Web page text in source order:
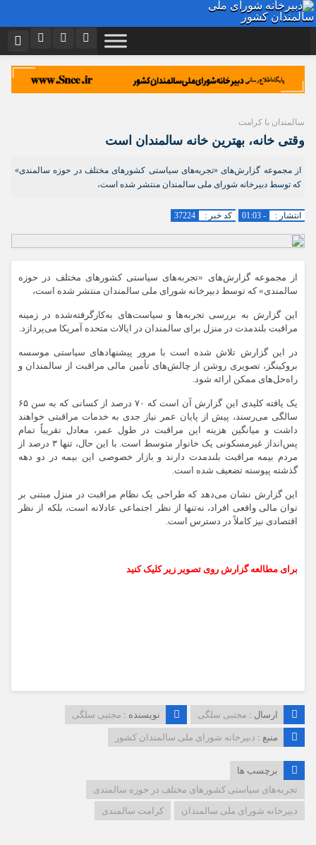
اینستاگرام تلگرام
آپارات
نام کاربری یا نشانی ایمیل
رمز عبور
مرا به خاطر بسپار
سالمندان با کرامت
وقتی خانه، بهترین خانه سالمندان است
از مجموعه گزارش‌های «تجربه‌های سیاستی کشورهای مختلف در حوزه سالمندی»
که توسط دبیرخانه شورای ملی سالمندان منتشر شده است،
انتشار : - 01:03 کد خبر : 37224
از مجموعه گزارش‌های «تجربه‌های سیاستی کشورهای مختلف در حوزه
سالمندی» که توسط دبیرخانه شورای ملی سالمندان منتشر شده است،
این گزارش به بررسی تجربه‌ها و سیاست‌های به‌کارگرفته‌شده در زمینه
مراقبت بلندمدت در منزل برای سالمندان در ایالات متحده آمریکا می‌پردازد.
در این گزارش تلاش شده است با مرور پیشنهادهای سیاستی موسسه
بروکینگز، تصویری روشن از چالش‌های تأمین مالی مراقبت از سالمندان و
راه‌حل‌های ممکن ارائه شود.
یک یافته کلیدی این گزارش آن است که ۷۰ درصد از کسانی که به سن ۶۵
سالگی می‌رسند، پیش از پایان عمر نیاز جدی به خدمات مراقبتی خواهند
داشت و میانگین هزینه این مراقبت در طول عمر، معادل تقریباً تمام
پس‌انداز غیرمسکونی یک خانوار متوسط است. با این حال، تنها ۳ درصد از
مردم بیمه مراقبت بلندمدت دارند و بازار خصوصی این بیمه در دو دهه
گذشته پیوسته تضعیف شده است.
این گزارش نشان می‌دهد که طراحی یک نظام مراقبت در منزل مبتنی بر
توان مالی واقعی افراد، نه‌تنها از نظر اجتماعی عادلانه است، بلکه از نظر
اقتصادی نیز کاملاً در دسترس است.
برای مطالعه گزارش روی تصویر زیر کلیک کنید
ارسال : مجتبی سلگی نویسنده : مجتبی سلگی
منبع : دبیرخانه شورای ملی سالمندان کشور
برچسب ها
تجربه‌های سیاستی کشورهای مختلف در حوزه سالمندی
دبیرخانه شورای ملی سالمندان
کرامت سالمندی
منتشر خواهد شد.
پیام هایی که به غیر از زبان فارسی یا غیر مرتبط باشد منتشر نخواهد شد.